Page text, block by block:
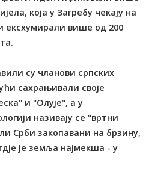
која у Загребу чекају на
ексхумирали више од 200
су чланови српских
сахрањивали своје
и "Олује", а у
називају се "вртни
Срби закопавани на брзину,
је земља најмекша - у